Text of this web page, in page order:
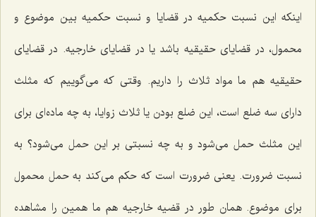
اینكه این نسبت حكمیه در قضایا و نسبت حكمیه بین موضوع و
محمول، در قضایاى حقیقیه باشد یا در قضایاى خارجیه. در قضایاى
حقیقیه هم ما مواد ثلاث را داریم. وقتى كه مى‌گوییم كه مثلث
داراى سه ضلع است، این ضلع بودن یا ثلاث زوایا، به چه ماده‌اى براى
این مثلث حمل مى‌شود و به چه نسبتى بر این حمل مى‌شود؟ به
نسبت ضرورت. یعنى ضرورت است كه حكم مى‌كند به حمل محمول
براى موضوع. همان طور در قضیه خارجیه هم ما همین را مشاهده